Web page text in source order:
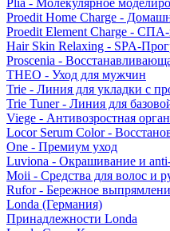
Plia - Молекулярное
Proedit Home Charge -
Proedit Element Charge -
Hair Skin Relaxing - SPA-
Proscenia -
THEO - Уход для мужчин
Trie - Линия для укладки с
Trie Tuner - Линия для
Viege - Антивозростная
Locor Serum Color -
One - Премиум уход
Luviona - Окрашивание и
Moii - Средства для волос и
Rufor - Бережное
Londa (Германия)
Принадлежности Londa